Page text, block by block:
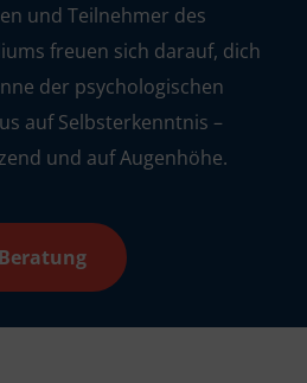
und Teilnehmer des
freuen sich darauf, dich
der psychologischen
auf Selbsterkenntnis –
und auf Augenhöhe.